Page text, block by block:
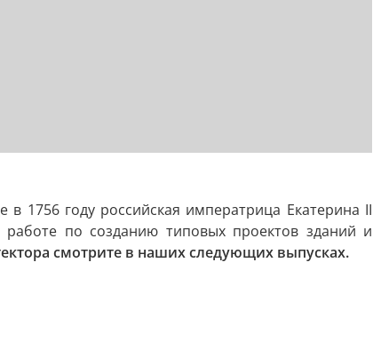
1756 году российская императрица Екатерина II
по созданию типовых проектов зданий и
смотрите в наших следующих выпусках.